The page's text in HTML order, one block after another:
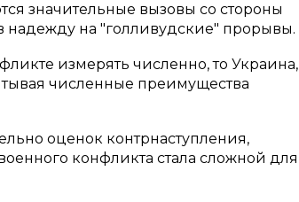
значительные вызовы со стороны
на "голливудские" прорывы.
измерять численно, то Украина,
численные преимущества
оценок контрнаступления,
конфликта стала сложной для